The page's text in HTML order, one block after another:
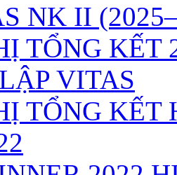
NK II
TỔNG
VITAS
TỔNG KẾT